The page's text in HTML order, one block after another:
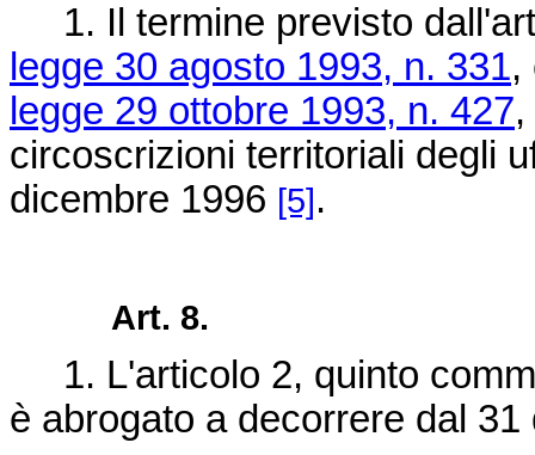
1. Il termine previsto
legge 30 agosto 1993, n. 331,
legge 29 ottobre 1993, n. 427
circoscrizioni territoriali degli
dicembre 1996 [5].
Art. 8.
1. L'articolo 2, quinto
è abrogato a decorrere dal